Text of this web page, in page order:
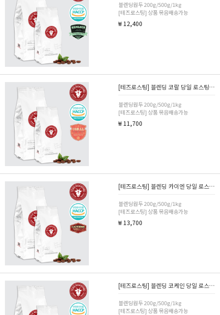
블렌딩원두 200g/500g/1kg
[테즈로스팅] 상품 묶음배송가능
₩ 12,400
[테즈로스팅] 블렌딩 코랄 당일 로스팅 카페 커피 원두 200g/500g/1kg 분쇄선택
블렌딩원두 200g/500g/1kg
[테즈로스팅] 상품 묶음배송가능
₩ 11,700
[테즈로스팅] 블렌딩 카이엔 당일 로스팅 카페 커피 원두 200g/500g/1kg 분쇄선택
블렌딩원두 200g/500g/1kg
[테즈로스팅] 상품 묶음배송가능
₩ 13,700
[테즈로스팅] 블렌딩 코케인 당일 로스팅 카페 커피 원두 200g/500g/1kg 분쇄선택
블렌딩원두 200g/500g/1kg
[테즈로스팅] 상품 묶음배송가능